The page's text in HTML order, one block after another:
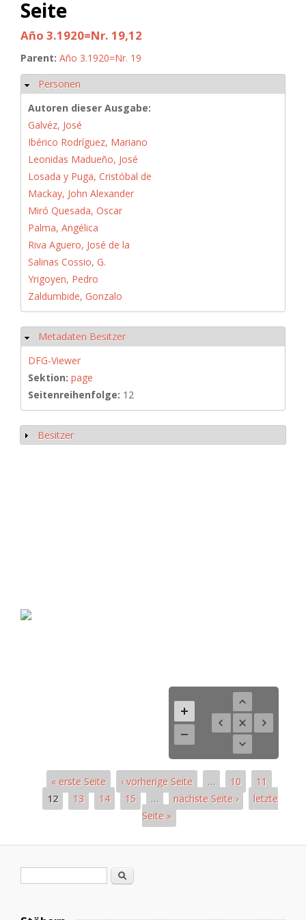
Seite
Año 3.1920=Nr. 19,12
Parent: Año 3.1920=Nr. 19
Hide
Personen
Autoren dieser Ausgabe:
Galvéz, José
Ibérico Rodríguez, Mariano
Leonidas Madueño, José
Losada y Puga, Cristóbal de
Mackay, John Alexander
Miró Quesada, Oscar
Palma, Angélica
Riva Aguero, José de la
Salinas Cossio, G.
Yrigoyen, Pedro
Zaldumbide, Gonzalo
Hide
Metadaten Besitzer
DFG-Viewer
Sektion: page
Seitenreihenfolge: 12
Show
Besitzer
« erste Seite ‹ vorherige Seite … 10
11
12
13 14 15 … nächste Seite ›
letzte
Seite »
Search